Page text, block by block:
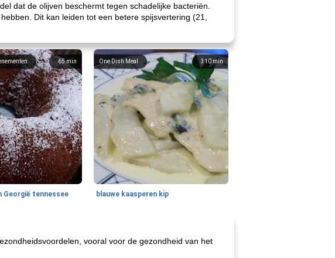
dat de olijven beschermt tegen schadelijke bacteriën.
Dit kan leiden tot een betere spijsvertering (21,
65min
Georgië tennessee
310 min
One Dish Meal
blauwe kaasperen kip
vooral voor de gezondheid van het